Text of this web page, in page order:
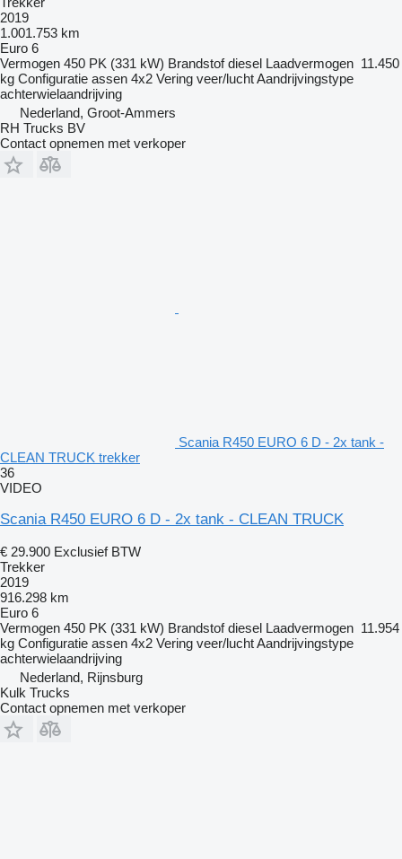
2019
1.001.753 km
Euro 6
Vermogen 450 PK (331 kW) Brandstof diesel Laadvermogen 11.450
kg Configuratie assen 4x2 Vering veer/luchtAandrijvingstype
achterwielaandrijving
Nederland, Groot-Ammers
RH Trucks BV
Contact opnemen met verkoper
Scania R450 EURO 6 D - 2x tank -
CLEAN TRUCK trekker
36
VIDEO
Scania R450 EURO 6 D - 2x tank - CLEAN TRUCK
€ 29.900 Exclusief BTW
Trekker
2019
916.298 km
Euro 6
Vermogen 450 PK (331 kW) Brandstof diesel Laadvermogen 11.954
kg Configuratie assen 4x2 Vering veer/luchtAandrijvingstype
achterwielaandrijving
Nederland, Rijnsburg
Kulk Trucks
Contact opnemen met verkoper